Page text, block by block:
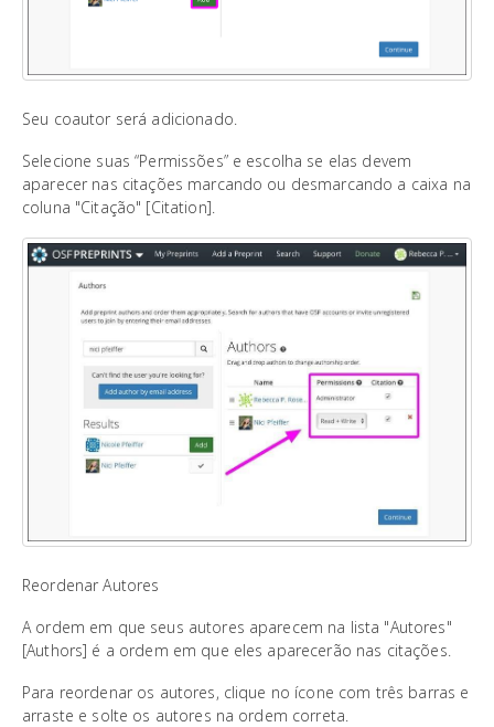
Seu coautor será adicionado.
Selecione suas “Permissões” e escolha se elas devem
aparecer nas citações marcando ou desmarcando a caixa na
coluna "Citação" [Citation].
Reordenar Autores
A ordem em que seus autores aparecem na lista "Autores"
[Authors] é a ordem em que eles aparecerão nas citações.
Para reordenar os autores, clique no ícone com três barras e
arraste e solte os autores na ordem correta.